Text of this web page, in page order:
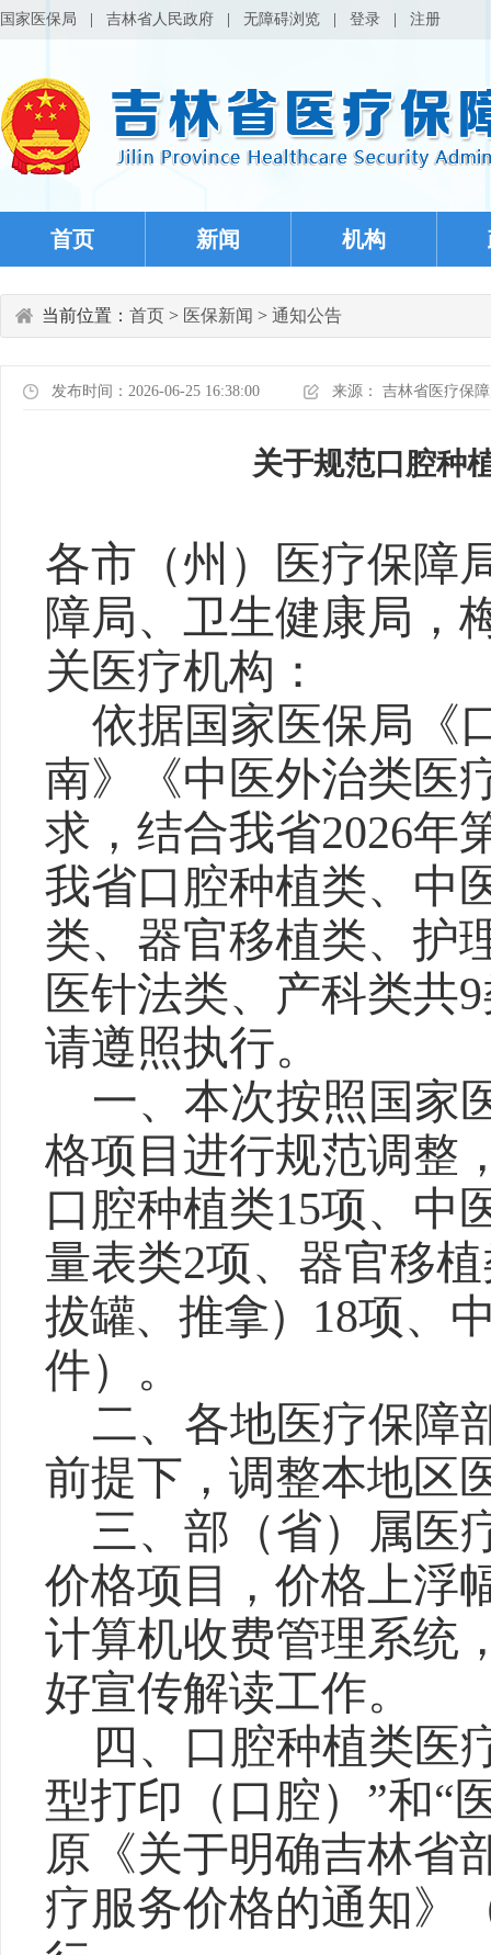
国家医保局 吉林省人民政府 无障碍浏览 登录 注册
首页 新闻 机构
当前位置： 首页 > 医保新闻 > 通知公告
发布时间：2026-06-25 16:38:00 来源： 吉林省医疗保
关于规范口腔种
各市（州）医疗保障
障局、卫生健康局，
关医疗机构：
依据国家医保局《
南》《中医外治类医
求，结合我省2026年
我省口腔种植类、中
类、器官移植类、护
医针法类、产科类共
请遵照执行。
一、本次按照国家
格项目进行规范调整
口腔种植类15项、中
量表类2项、器官移
拔罐、推拿） 18项、
件） 。
二、各地医疗保障
前提下，调整本地区
三、部（省）属医
价格项目，价格上浮
计算机收费管理系统
好宣传解读工作。
四、口腔种植类医
型打印（口腔）”和“
原《关于明确吉林省
疗服务价格的通知》